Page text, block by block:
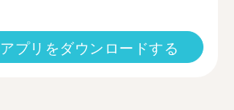
アプリをダウンロードする